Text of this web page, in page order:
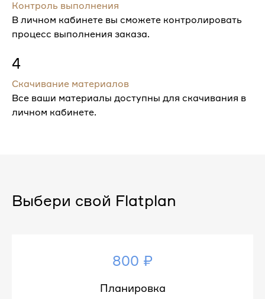
Контроль выполнения
В личном кабинете вы сможете контролировать
процесс выполнения заказа.
4
Скачивание материалов
Все ваши материалы доступны для скачивания в
личном кабинете.
Выбери свой Flatplan
800 ₽
Планировка